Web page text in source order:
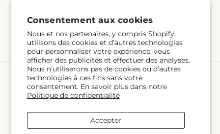
Consentement aux cookies
Nous et nos partenaires, y compris Shopify,
utilisons des cookies et d’autres technologies
pour personnaliser votre expérience, vous
afficher des publicités et effectuer des analyses.
Nous n’utiliserons pas de cookies ou d’autres
technologies à ces fins sans votre
consentement. En savoir plus dans notre
Politique de confidentialité
Accepter
FacebookInstagram
Langue
FR